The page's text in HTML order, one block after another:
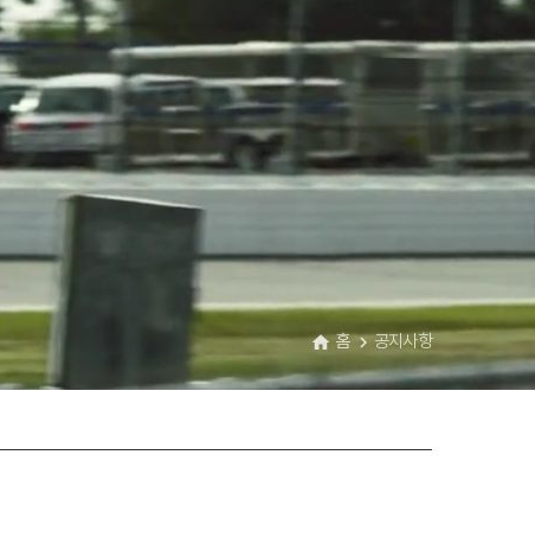
home홈 navigate_next공지사항